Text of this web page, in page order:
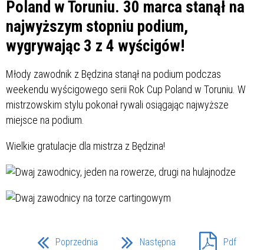
Poland w Toruniu. 30 marca stanął na
najwyższym stopniu podium,
wygrywając 3 z 4 wyścigów!
Młody zawodnik z Będzina stanął na podium podczas
weekendu wyścigowego serii Rok Cup Poland w Toruniu. W
mistrzowskim stylu pokonał rywali osiągając najwyższe
miejsce na podium.
Wielkie gratulacje dla mistrza z Będzina!
Poprzednia Następna Pdf